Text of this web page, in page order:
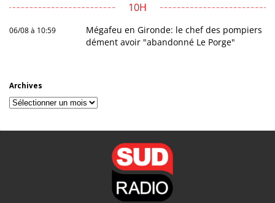
10H
06/08 à 10:59
Mégafeu en Gironde: le chef des pompiers
dément avoir "abandonné Le Porge"
Archives
Archives